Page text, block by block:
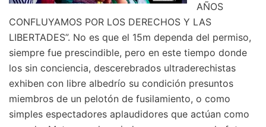
AÑOS
CONFLUYAMOS POR LOS DERECHOS Y LAS
LIBERTADES”. No es que el 15m dependa del permiso,
siempre fue prescindible, pero en este tiempo donde
los sin conciencia, descerebrados ultraderechistas
exhiben con libre albedrío su condición presuntos
miembros de un pelotón de fusilamiento, o como
simples espectadores aplaudidores que actúan como